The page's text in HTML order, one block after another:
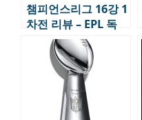
챔피언스리그 16강 1
차전 리뷰 – EPL 독
주, 변수 남긴 빅매치